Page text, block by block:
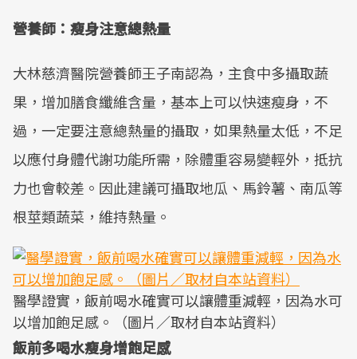
營養師：瘦身注意總熱量
大林慈濟醫院營養師王子南認為，主食中多攝取蔬
果，增加膳食纖維含量，基本上可以快速瘦身，不
過，一定要注意總熱量的攝取，如果熱量太低，不足
以應付身體代謝功能所需，除體重容易變輕外，抵抗
力也會較差。因此建議可攝取地瓜、馬鈴薯、南瓜等
根莖類蔬菜，維持熱量。
醫學證實，飯前喝水確實可以讓體重減輕，因為水可
以增加飽足感。（圖片／取材自本站資料）
飯前多喝水瘦身增飽足感